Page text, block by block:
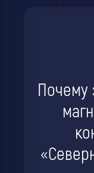
Почему